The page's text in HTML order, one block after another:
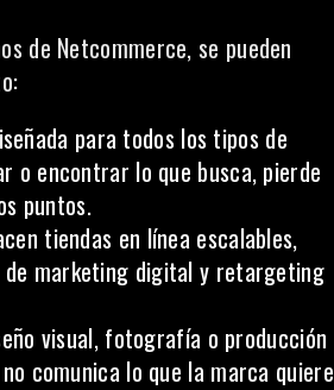
de Netcommerce, se pueden
para todos los tipos de
o encontrar lo que busca, pierde
puntos.
tiendas en línea escalables,
de marketing digital y retargeting
visual, fotografía o producción
comunica lo que la marca quiere